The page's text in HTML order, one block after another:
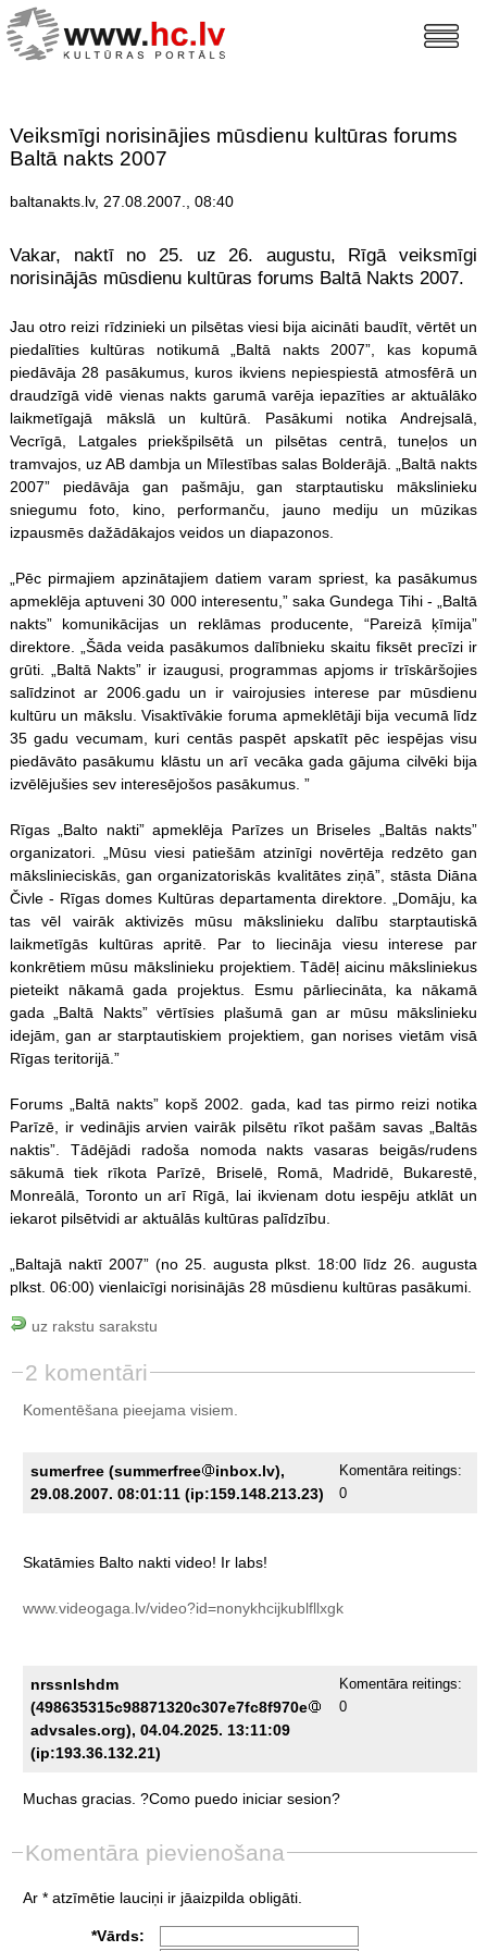
Veiksmīgi norisinājies mūsdienu kultūras forums
Baltā nakts 2007
baltanakts.lv, 27.08.2007., 08:40
Vakar, naktī no 25. uz 26. augustu, Rīgā veiksmīgi
norisinājās mūsdienu kultūras forums Baltā Nakts 2007.
Jau otro reizi rīdzinieki un pilsētas viesi bija aicināti baudīt, vērtēt un
piedalīties kultūras notikumā „Baltā nakts 2007”, kas kopumā
piedāvāja 28 pasākumus, kuros ikviens nepiespiestā atmosfērā un
draudzīgā vidē vienas nakts garumā varēja iepazīties ar aktuālāko
laikmetīgajā mākslā un kultūrā. Pasākumi notika Andrejsalā,
Vecrīgā, Latgales priekšpilsētā un pilsētas centrā, tuneļos un
tramvajos, uz AB dambja un Mīlestības salas Bolderājā. „Baltā nakts
2007” piedāvāja gan pašmāju, gan starptautisku mākslinieku
sniegumu foto, kino, performanču, jauno mediju un mūzikas
izpausmēs dažādākajos veidos un diapazonos.
„Pēc pirmajiem apzinātajiem datiem varam spriest, ka pasākumus
apmeklēja aptuveni 30 000 interesentu,” saka Gundega Tihi - „Baltā
nakts” komunikācijas un reklāmas producente, “Pareizā ķīmija”
direktore. „Šāda veida pasākumos dalībnieku skaitu fiksēt precīzi ir
grūti. „Baltā Nakts” ir izaugusi, programmas apjoms ir trīskāršojies
salīdzinot ar 2006.gadu un ir vairojusies interese par mūsdienu
kultūru un mākslu. Visaktīvākie foruma apmeklētāji bija vecumā līdz
35 gadu vecumam, kuri centās paspēt apskatīt pēc iespējas visu
piedāvāto pasākumu klāstu un arī vecāka gada gājuma cilvēki bija
izvēlējušies sev interesējošos pasākumus. ”
Rīgas „Balto nakti” apmeklēja Parīzes un Briseles „Baltās nakts”
organizatori. „Mūsu viesi patiešām atzinīgi novērtēja redzēto gan
mākslinieciskās, gan organizatoriskās kvalitātes ziņā”, stāsta Diāna
Čivle - Rīgas domes Kultūras departamenta direktore. „Domāju, ka
tas vēl vairāk aktivizēs mūsu mākslinieku dalību starptautiskā
laikmetīgās kultūras apritē. Par to liecināja viesu interese par
konkrētiem mūsu mākslinieku projektiem. Tādēļ aicinu māksliniekus
pieteikt nākamā gada projektus. Esmu pārliecināta, ka nākamā
gada „Baltā Nakts” vērtīsies plašumā gan ar mūsu mākslinieku
idejām, gan ar starptautiskiem projektiem, gan norises vietām visā
Rīgas teritorijā.”
Forums „Baltā nakts” kopš 2002. gada, kad tas pirmo reizi notika
Parīzē, ir vedinājis arvien vairāk pilsētu rīkot pašām savas „Baltās
naktis”. Tādējādi radoša nomoda nakts vasaras beigās/rudens
sākumā tiek rīkota Parīzē, Briselē, Romā, Madridē, Bukarestē,
Monreālā, Toronto un arī Rīgā, lai ikvienam dotu iespēju atklāt un
iekarot pilsētvidi ar aktuālās kultūras palīdzību.
„Baltajā naktī 2007” (no 25. augusta plkst. 18:00 līdz 26. augusta
plkst. 06:00) vienlaicīgi norisinājās 28 mūsdienu kultūras pasākumi.
uz rakstu sarakstu
2 komentāri
Komentēšana pieejama visiem.
sumerfree (summerfree
inbox.lv),
29.08.2007. 08:01:11 (ip:159.148.213.23)
Komentāra reitings:
0
Skatāmies Balto nakti video! Ir labs!
www.videogaga.lv/video?id=nonykhcijkublfllxgk
nrssnlshdm
(498635315c98871320c307e7fc8f970e
advsales.org), 04.04.2025. 13:11:09
(ip:193.36.132.21)
Komentāra reitings:
0
Muchas gracias. ?Como puedo iniciar sesion?
Komentāra pievienošana
Ar * atzīmētie lauciņi ir jāaizpilda obligāti.
*Vārds: